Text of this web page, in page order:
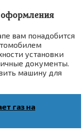
вам понадобится
установки
документы.
машину для
газ на